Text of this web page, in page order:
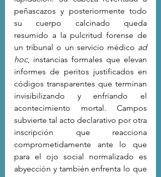
peñascazos y posteriormente todo
su cuerpo calcinado queda
resumido a la pulcritud forense de
un tribunal o un servicio médico ad
hoc, instancias formales que elevan
informes de peritos justificados en
códigos transparentes que terminan
invisibilizando y enfriando el
acontecimiento mortal. Campos
subvierte tal acto declarativo por otra
inscripción que reacciona
comprometidamente ante lo que
para el ojo social normalizado es
abyección y también enfrenta lo que